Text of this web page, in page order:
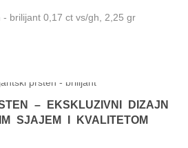
- brilijant 0,17 ct vs/gh, 2,25 gr
– EKSKLUZIVNI DIZAJN
SJAJEM I KVALITETOM